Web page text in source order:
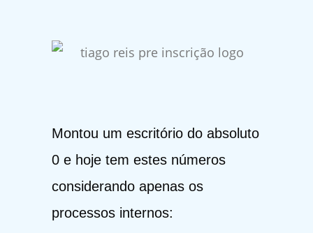
Montou um escritório do absoluto
0 e hoje tem estes números
considerando apenas os
processos internos: